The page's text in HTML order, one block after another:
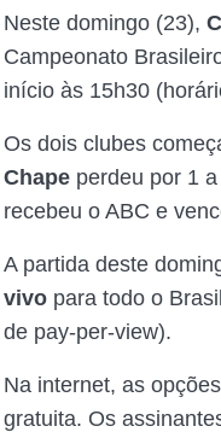
Neste domingo (23),
Campeonato
início às 15h30
Os dois clubes
Chape perdeu por 1
recebeu o ABC e
A partida deste
vivo para todo o
de pay-per-view).
Na internet, as
gratuita. Os